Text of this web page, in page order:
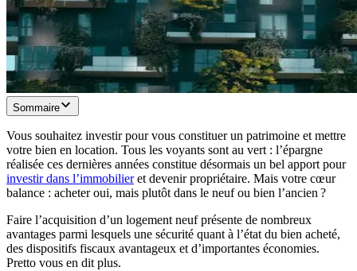
Sommaire
Vous souhaitez investir pour vous constituer un patrimoine et mettre
votre bien en location. Tous les voyants sont au vert : l’épargne
réalisée ces dernières années constitue désormais un bel apport pour
investir dans l’immobilieret devenir propriétaire. Mais votre cœur
balance : acheter oui, mais plutôt dans le neuf ou bien l’ancien ?
Faire l’acquisition d’un logement neuf présente de nombreux
avantages parmi lesquels une sécurité quant à l’état du bien acheté,
des dispositifs fiscaux avantageux et d’importantes économies.
Pretto vous en dit plus.